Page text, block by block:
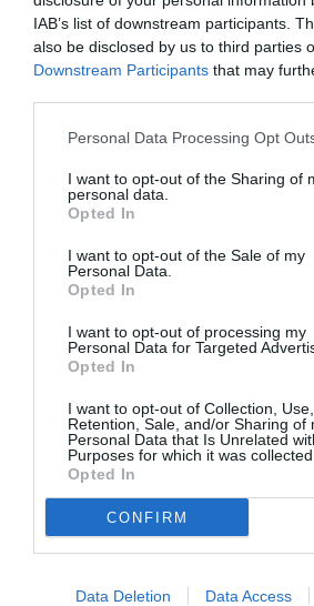
IAB’s list of downstream participants.
also be disclosed by us to third parties
Downstream Participants that may
Personal Data Processing Opt
I want to opt-out of the Sharing of
personal data.
Opted In
I want to opt-out of the Sale of my
Personal Data.
Opted In
I want to opt-out of processing my
Personal Data for Targeted
Opted In
I want to opt-out of Collection, Use,
Retention, Sale, and/or Sharing of
Personal Data that Is Unrelated
Purposes for which it was collected.
Opted In
CONFIRM
Data Deletion Data Access
Ακολουθήστε το
Σχετικά
Η Μισέλ Φάιφερ
αποκάλυψε ότι δεν
θέλει να
πρωταγωνιστήσει
ποτέ ξανά σε ταινία
στον
10-